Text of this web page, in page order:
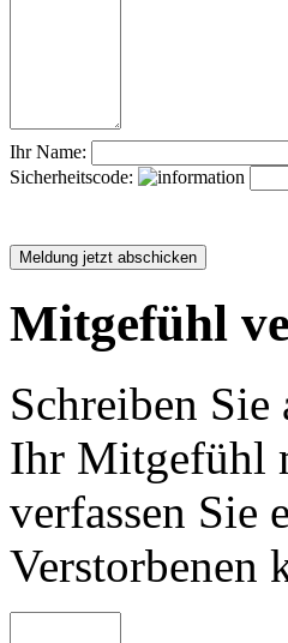
Ihr Name:
Sicherheitscode:
Mitgefühl
Schreiben
Ihr Mitgefühl
verfassen Sie
Verstorbenen